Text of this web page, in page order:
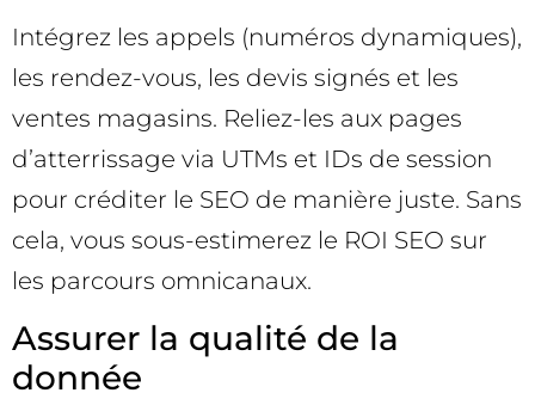
Intégrez les appels (numéros dynamiques),
les rendez-vous, les devis signés et les
ventes magasins. Reliez-les aux pages
d’atterrissage via UTMs et IDs de session
pour créditer le SEO de manière juste. Sans
cela, vous sous-estimerez le ROI SEO sur
les parcours omnicanaux.
Assurer la qualité de la
donnée